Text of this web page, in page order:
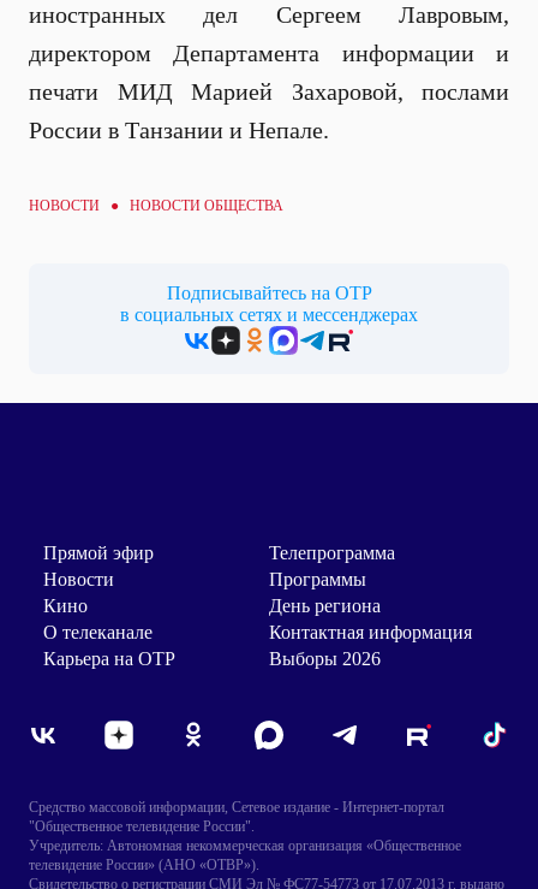
иностранных дел Сергеем Лавровым,
директором Департамента информации и
печати МИД Марией Захаровой, послами
России в Танзании и Непале.
НОВОСТИ ● НОВОСТИ ОБЩЕСТВА
Подписывайтесь на ОТР
в социальных сетях и мессенджерах
Средство массовой информации, Сетевое издание - Интернет-портал
"Общественное телевидение России".
Учредитель: Автономная некоммерческая организация «Общественное
телевидение России» (АНО «ОТВР»).
Свидетельство о регистрации СМИ Эл № ФС77-54773 от 17.07.2013 г. выдано
Прямой эфир
Телепрограмма
Новости
Программы
Кино
День региона
О телеканале
Контактная информация
Карьера на ОТР
Выборы 2026